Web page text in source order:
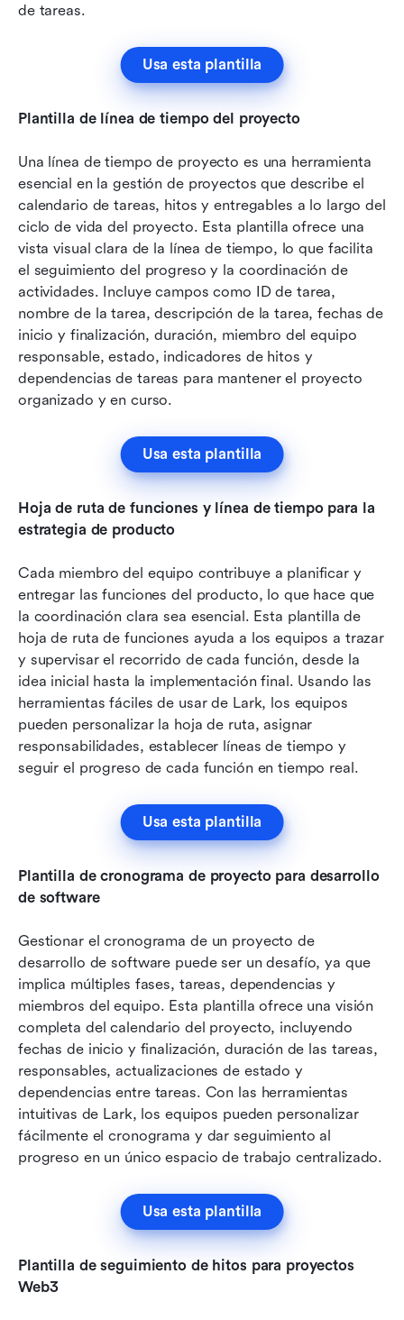
de tareas.
Usa esta plantilla
Plantilla de línea de tiempo del proyecto
Una línea de tiempo de proyecto es una herramienta
esencial en la gestión de proyectos que describe el
calendario de tareas, hitos y entregables a lo largo del
ciclo de vida del proyecto. Esta plantilla ofrece una
vista visual clara de la línea de tiempo, lo que facilita
el seguimiento del progreso y la coordinación de
actividades. Incluye campos como ID de tarea,
nombre de la tarea, descripción de la tarea, fechas de
inicio y finalización, duración, miembro del equipo
responsable, estado, indicadores de hitos y
dependencias de tareas para mantener el proyecto
organizado y en curso.
Usa esta plantilla
Hoja de ruta de funciones y línea de tiempo para la
estrategia de producto
Cada miembro del equipo contribuye a planificar y
entregar las funciones del producto, lo que hace que
la coordinación clara sea esencial. Esta plantilla de
hoja de ruta de funciones ayuda a los equipos a trazar
y supervisar el recorrido de cada función, desde la
idea inicial hasta la implementación final. Usando las
herramientas fáciles de usar de Lark, los equipos
pueden personalizar la hoja de ruta, asignar
responsabilidades, establecer líneas de tiempo y
seguir el progreso de cada función en tiempo real.
Usa esta plantilla
Plantilla de cronograma de proyecto para desarrollo
de software
Gestionar el cronograma de un proyecto de
desarrollo de software puede ser un desafío, ya que
implica múltiples fases, tareas, dependencias y
miembros del equipo. Esta plantilla ofrece una visión
completa del calendario del proyecto, incluyendo
fechas de inicio y finalización, duración de las tareas,
responsables, actualizaciones de estado y
dependencias entre tareas. Con las herramientas
intuitivas de Lark, los equipos pueden personalizar
fácilmente el cronograma y dar seguimiento al
progreso en un único espacio de trabajo centralizado.
Usa esta plantilla
Plantilla de seguimiento de hitos para proyectos
Web3